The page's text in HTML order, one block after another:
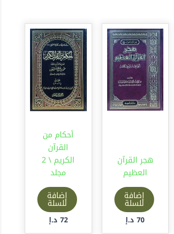
هجر القرآن
العظيم
إضافة
للسلة
70 د.إ
أحكام من
القرآن
الكريم \ 2
مجلد
إضافة
للسلة
72 د.إ